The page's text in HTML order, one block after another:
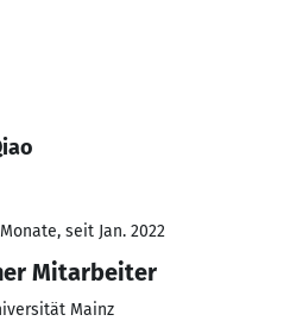
seit Jan. 2022
Mitarbeiter
Mainz